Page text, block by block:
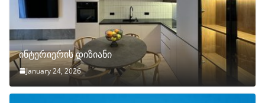
ინტერიერის დიზიანი
January 24, 2026